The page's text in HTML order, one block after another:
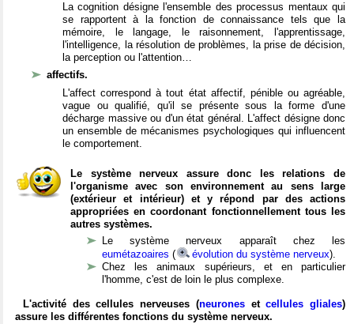
La cognition désigne l'ensemble des processus mentaux qui
se rapportent à la fonction de connaissance tels que la
mémoire, le langage, le raisonnement, l'apprentissage,
l'intelligence, la résolution de problèmes, la prise de décision,
la perception ou l'attention…
affectifs.
L'affect correspond à tout état affectif, pénible ou agréable,
vague ou qualifié, qu'il se présente sous la forme d'une
décharge massive ou d'un état général. L'affect désigne donc
un ensemble de mécanismes psychologiques qui influencent
le comportement.
Le système nerveux assure donc les relations de
l'organisme avec son environnement au sens large
(extérieur et intérieur) et y répond par des actions
appropriées en coordonant fonctionnellement tous les
autres systèmes.
Le système nerveux apparaît chez les
eumétazoaires ( évolution du système nerveux).
Chez les animaux supérieurs, et en particulier
l'homme, c'est de loin le plus complexe.
L'activité des cellules nerveuses (neuronesetcellules gliales)
assure les différentes fonctions du système nerveux.